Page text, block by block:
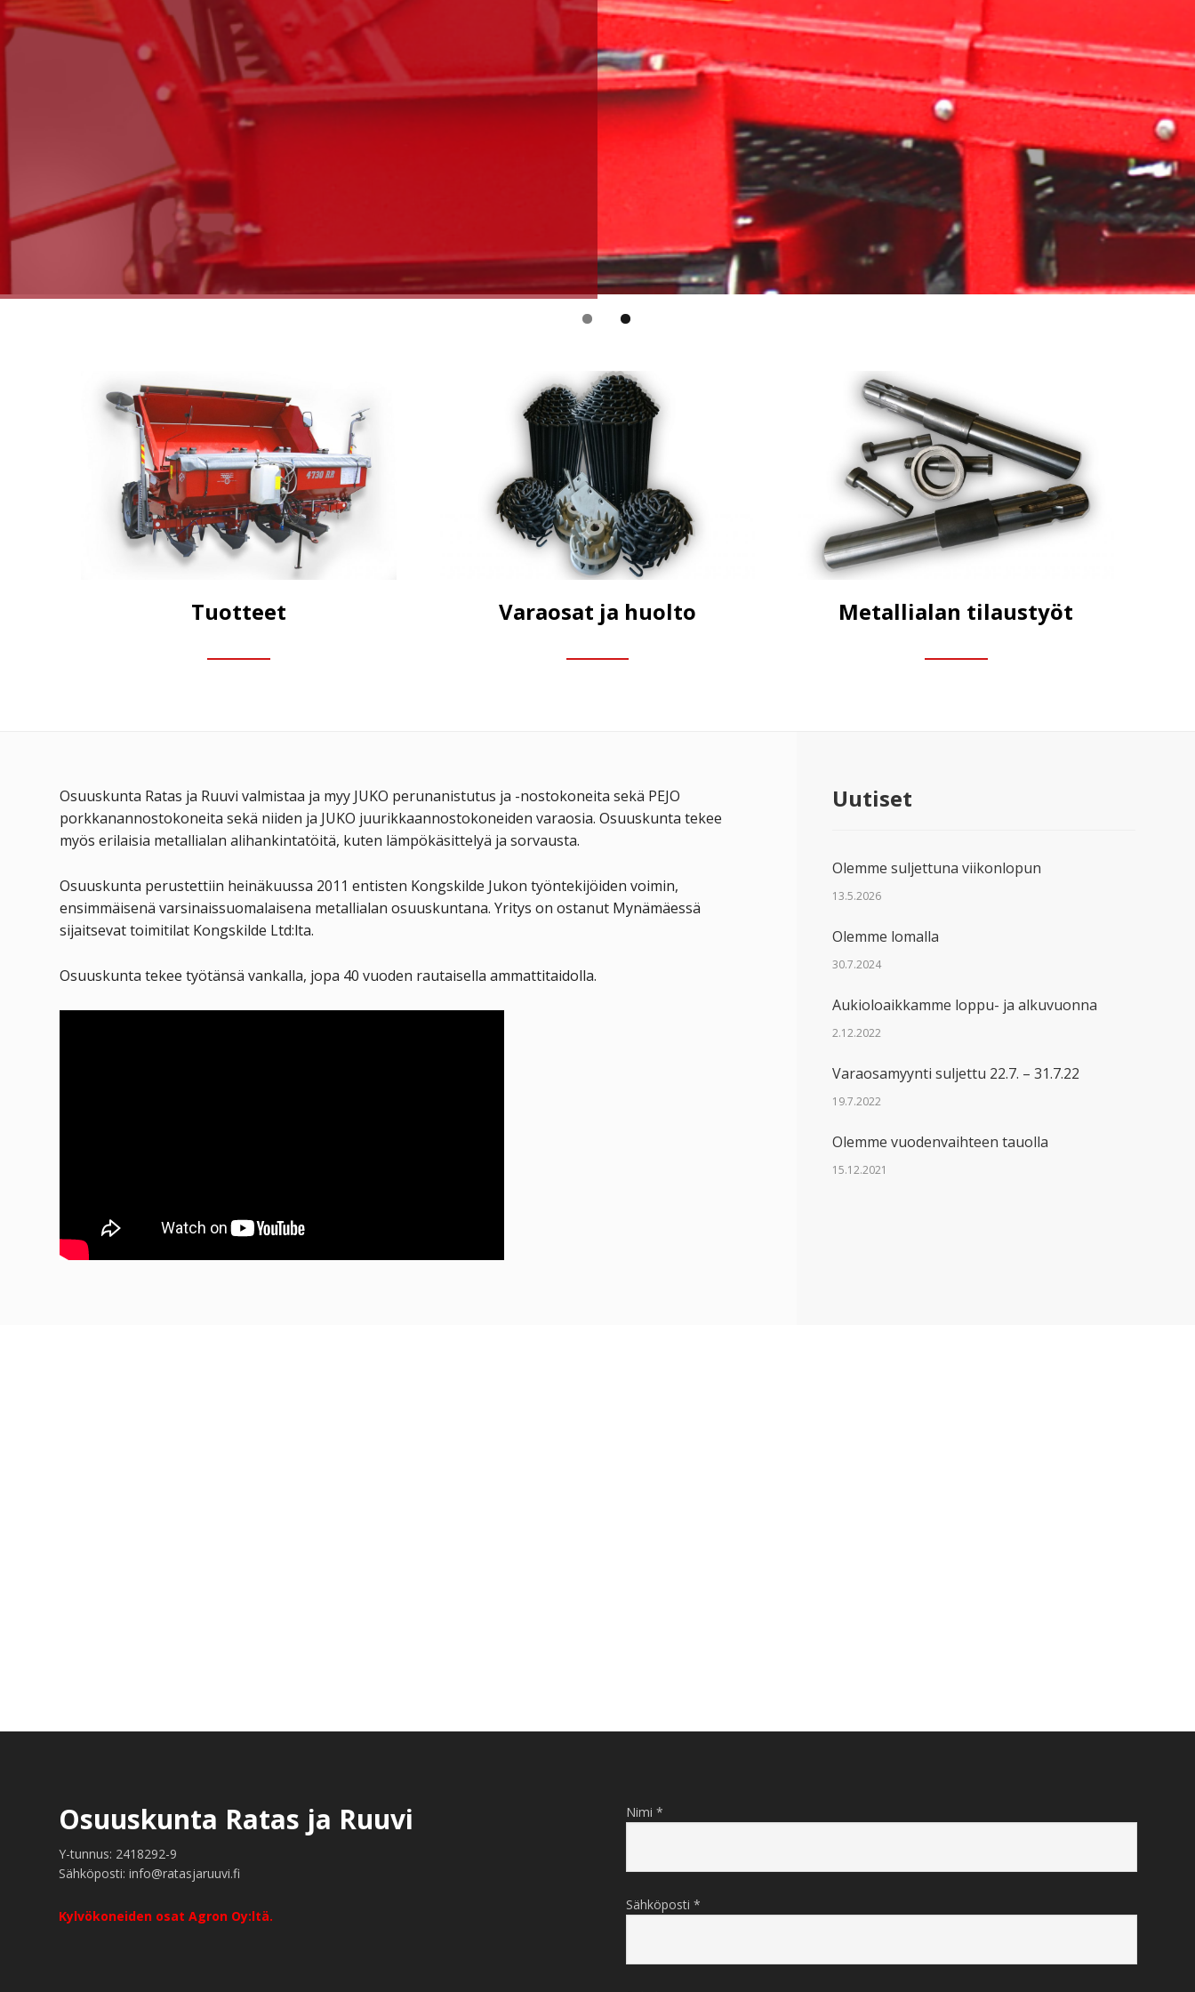
Tuotteet Varaosat ja huolto Metallialan tilaustyöt
Osuuskunta Ratas ja Ruuvi valmistaa ja myy JUKO perunanistutus ja -nostokoneita sekä PEJO
porkkanannostokoneita sekä niiden ja JUKO juurikkaannostokoneiden varaosia. Osuuskunta tekee
myös erilaisia metallialan alihankintatöitä, kuten lämpökäsittelyä ja sorvausta.
Osuuskunta perustettiin heinäkuussa 2011 entisten Kongskilde Jukon työntekijöiden voimin,
ensimmäisenä varsinaissuomalaisena metallialan osuuskuntana. Yritys on ostanut Mynämäessä
sijaitsevat toimitilat Kongskilde Ltd:lta.
Osuuskunta tekee työtänsä vankalla, jopa 40 vuoden rautaisella ammattitaidolla.
Uutiset
Olemme suljettuna viikonlopun
13.5.2026
Olemme lomalla
30.7.2024
Aukioloaikkamme loppu- ja alkuvuonna
2.12.2022
Varaosamyynti suljettu 22.7. – 31.7.22
19.7.2022
Olemme vuodenvaihteen tauolla
15.12.2021
Osuuskunta Ratas ja Ruuvi
Y-tunnus: 2418292-9
Sähköposti: info@ratasjaruuvi.fi
Kylvökoneiden osat Agron Oy:ltä.
Nimi *
Sähköposti *